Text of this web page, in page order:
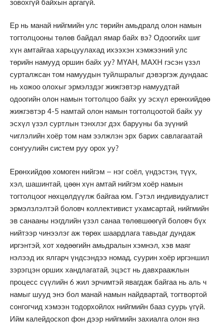
зовохгүй байхын аргагүй.
Ер нь манай нийгмийн улс төрийн амьдралд олон намын
тогтолцооны төлөв байдал ямар байх вэ? Одоогийх шиг
хүн амтайгаа харьцуулахад ихээхэн хэмжээний улс
төрийн намууд оршин байх уу? МҮАН, МАХН гэсэн үзэл
сурталжсан том намуудын туйлшралыг дэвэргэж дундаас
нь хожоо олохыг эрмэлздэг жижгэвтэр намуудтай
одоогийн олон намын тогтолцоо байх уу эсхүл ерөнхийдөө
жижгэвтэр 4-5 намтай олон намын тогтолцоотой байх уу
эсхүл үзэл суртлын тэнхлэг дэх барууны ба зүүний
чиглэлийн хоёр том нам ээлжлэн эрх барих савлагаатай
сонгуулийн систем руу орох уу?
Ерөнхийдөө хомоген нийгэм – нэг соёл, үндэстэн, түүх,
хэл, шашинтай, цөөн хүн амтай нийгэм хоёр намын
тогтолцоог нөхцөлдүүлж байгаа юм. Гэтэл индивидуалист
эрмэлзлэлтэй боловч коллективист ухамсартай, нийгмийн
эв санааны нэгдлийн үзэл санаа төлөвшөөгүй боловч бүх
нийтээр чинээлэг аж төрөх шаардлага тавьдаг дундаж
иргэнтэй, хот хөдөөгийн амьдралын хэмнэл, хэв маяг
нэлээд их ялгарч үндсэндээ номад, суурин хоёр иргэншил
зэрэгцэн орших хандлагатай, эцэст нь давхраажлын
процесс сүүлийн 6 жил эрчимтэй явагдаж байгаа нь аль ч
намыг шууд энэ бол манай намын найдвартай, тогтвортой
сонгогчид хэмээн тодорхойлох нийгмийн бааз суурь үгүй.
Ийм калейдоскоп фон дээр нийгмийн захиалга олон янз